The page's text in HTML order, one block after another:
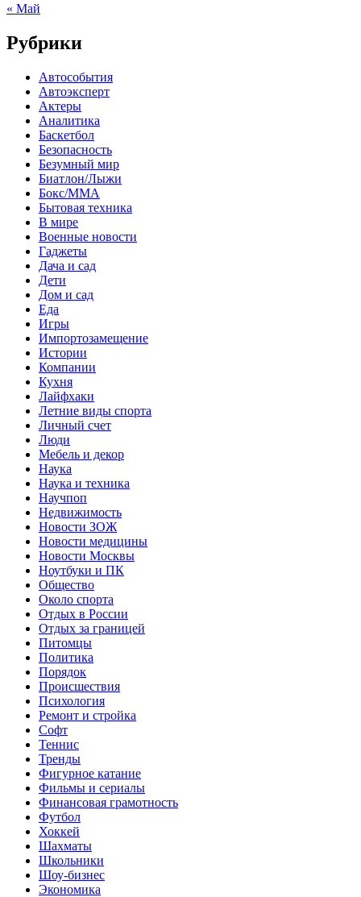
« Май
Рубрики
Автособытия
Автоэксперт
Актеры
Аналитика
Баскетбол
Безопасность
Безумный мир
Биатлон/Лыжи
Бокс/MMA
Бытовая техника
В мире
Военные новости
Гаджеты
Дача и сад
Дети
Дом и сад
Еда
Игры
Импортозамещение
Истории
Компании
Кухня
Лайфхаки
Летние виды спорта
Личный счет
Люди
Мебель и декор
Наука
Наука и техника
Научпоп
Недвижимость
Новости ЗОЖ
Новости медицины
Новости Москвы
Ноутбуки и ПК
Общество
Около спорта
Отдых в России
Отдых за границей
Питомцы
Политика
Порядок
Происшествия
Психология
Ремонт и стройка
Софт
Теннис
Тренды
Фигурное катание
Фильмы и сериалы
Финансовая грамотность
Футбол
Хоккей
Шахматы
Школьники
Шоу-бизнес
Экономика